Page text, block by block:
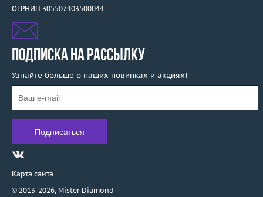
ОГРНИП 305507403500044
ПОДПИСКА НА РАССЫЛКУ
Узнайте больше о наших новинках и акциях!
Карта сайта
© 2013-2026, Mister Diamond